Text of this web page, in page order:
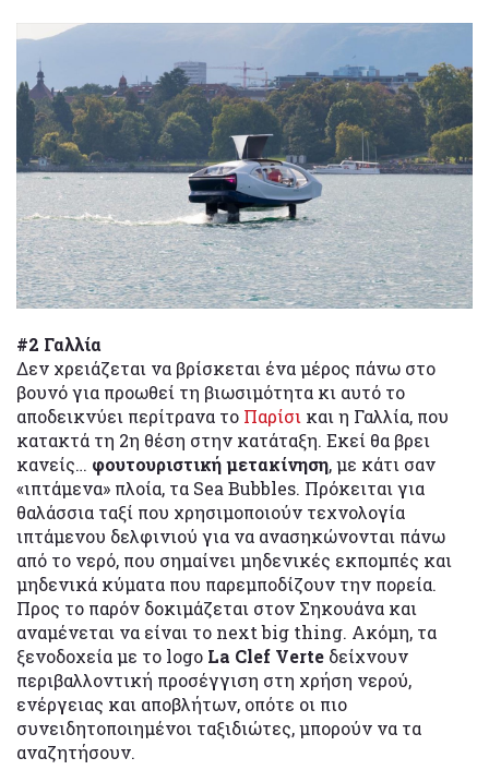
#2 Γαλλία
Δεν χρειάζεται να βρίσκεται ένα μέρος πάνω στο
βουνό για προωθεί τη βιωσιμότητα κι αυτό το
αποδεικνύει περίτρανα το Παρίσι και η Γαλλία, που
κατακτά τη 2η θέση στην κατάταξη. Εκεί θα βρει
κανείς… φουτουριστική μετακίνηση, με κάτι σαν
«ιπτάμενα» πλοία, τα Sea Bubbles. Πρόκειται για
θαλάσσια ταξί που χρησιμοποιούν τεχνολογία
ιπτάμενου δελφινιού για να ανασηκώνονται πάνω
από το νερό, που σημαίνει μηδενικές εκπομπές και
μηδενικά κύματα που παρεμποδίζουν την πορεία.
Προς το παρόν δοκιμάζεται στον Σηκουάνα και
αναμένεται να είναι το next big thing. Ακόμη, τα
ξενοδοχεία με το logo La Clef Verte δείχνουν
περιβαλλοντική προσέγγιση στη χρήση νερού,
ενέργειας και αποβλήτων, οπότε οι πιο
συνειδητοποιημένοι ταξιδιώτες, μπορούν να τα
αναζητήσουν.